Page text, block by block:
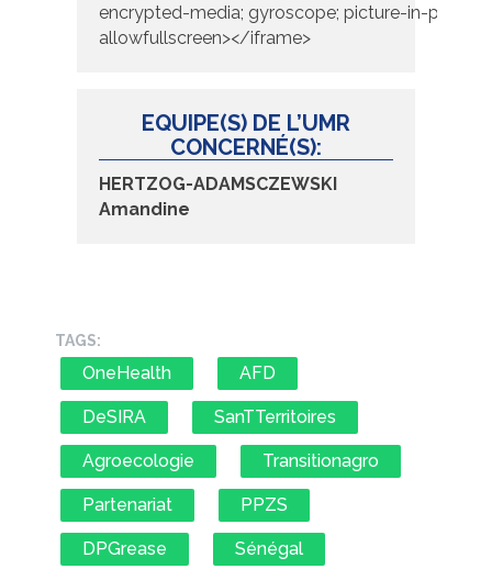
encrypted-media; gyroscope; picture-in-picture"
allowfullscreen></iframe>
EQUIPE(S) DE L’UMR
CONCERNÉ(S):
HERTZOG-ADAMSCZEWSKI
Amandine
TAGS:
OneHealth AFD
DeSIRA SanTTerritoires
Agroecologie Transitionagro
Partenariat PPZS
DPGrease Sénégal